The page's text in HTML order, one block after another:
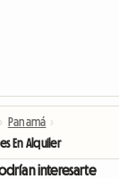
› Panamá ›
En Alquiler
interesarte